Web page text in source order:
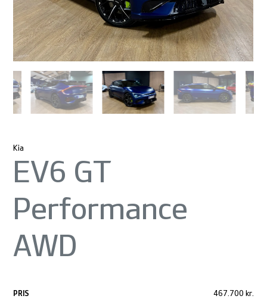
Kia
EV6 GT
Performance
AWD
PRIS 467.700 kr.